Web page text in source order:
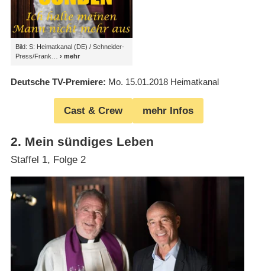
Bild: S: Heimatkanal (DE) / Schneider-
Press/Frank
Deutsche TV-Premiere Mo. 15.01.2018 Heimatkanal
Cast & Crew mehr Infos
2. Mein sündiges Leben
Staffel 1, Folge 2